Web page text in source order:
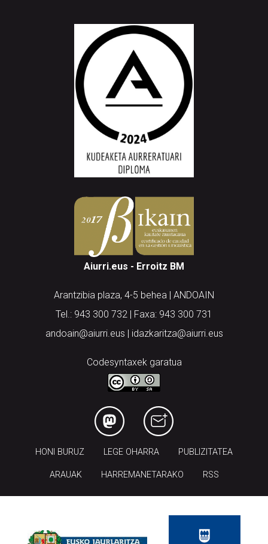
Aiurri.eus - Erroitz BM
Arantzibia plaza, 4-5 behea | ANDOAIN
Tel.: 943 300 732 | Faxa: 943 300 731
andoain@aiurri.eus | idazkaritza@aiurri.eus
Codesyntaxek garatua
HONI BURUZ LEGE OHARRA PUBLIZITATEA
ARAUAK HARREMANETARAKO RSS